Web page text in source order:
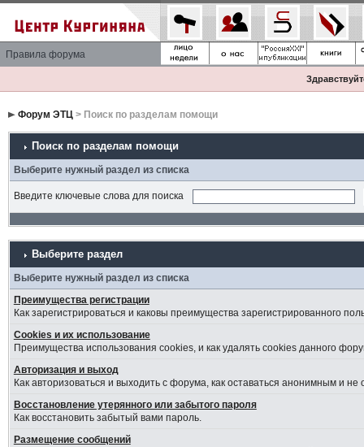
Правила форума
Форум ЭТЦ> Поиск по разделам помощи
Поиск по разделам помощи
Выберите нужный раздел из списка
Введите ключевые слова для поиска
Выберите раздел
Выберите нужный раздел из списка
Преимущества регистрации
Как зарегистрироваться и каковы преимущества зарегистрированного
Cookies и их использование
Преимущества использования cookies, и как удалять cookies данного
Авторизация и выход
Как авторизоваться и выходить с форума, как оставаться анонимным и
Восстановление утерянного или забытого пароля
Как восстановить забытый вами пароль.
Размещение сообщений